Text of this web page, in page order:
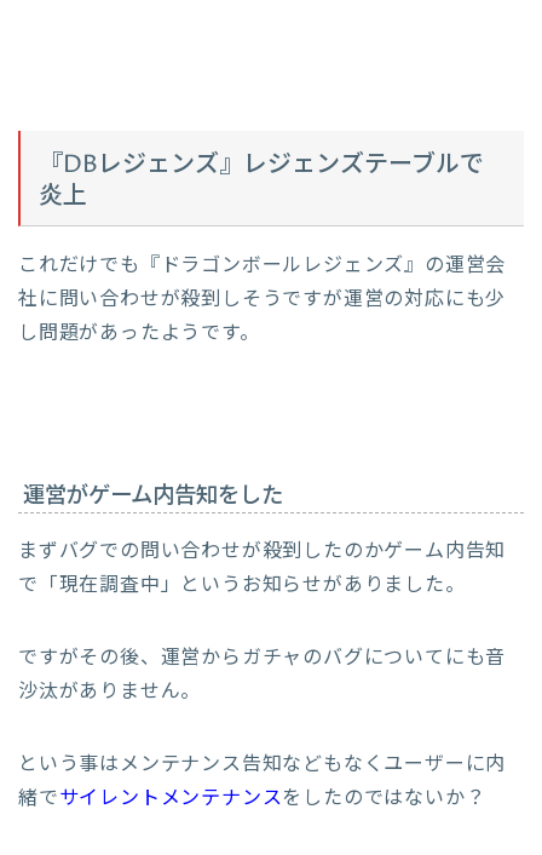
『DBレジェンズ』レジェンズテーブルで
炎上
これだけでも『ドラゴンボールレジェンズ』の運営会
社に問い合わせが殺到しそうですが運営の対応にも少
し問題があったようです。
運営がゲーム内告知をした
まずバグでの問い合わせが殺到したのかゲーム内告知
で「現在調査中」というお知らせがありました。
ですがその後、運営からガチャのバグについてにも音
沙汰がありません。
という事はメンテナンス告知などもなくユーザーに内
緒でサイレントメンテナンスをしたのではないか？